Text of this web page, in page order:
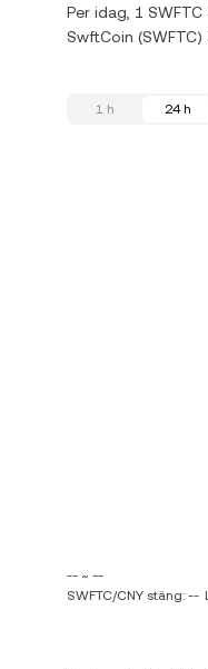
Per idag, 1
SwftCoin
1 h 24 h
-- ~ --
SWFTC/CNY stäng: --